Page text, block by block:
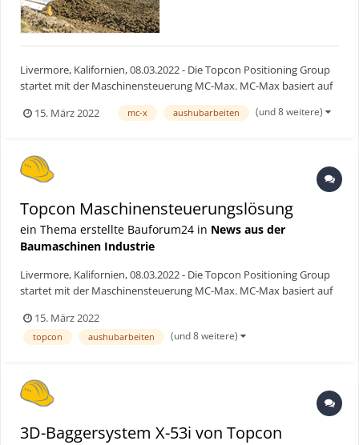
Livermore, Kalifornien, 08.03.2022 - Die Topcon Positioning Group
startet mit der Maschinensteuerung MC-Max. MC-Max basiert auf
der Steuerungs-Plattform MC-X und wird von Sitelink3D
unterstützt, einem cloudbasierten Ökosystem für Echtzeit-
15. März 2022 mc-x aushubarbeiten (und 8 weitere)
Topcon Maschinensteuerungslösung
ein Thema erstellte Bauforum24 in News aus der
Baumaschinen Industrie
Livermore, Kalifornien, 08.03.2022 - Die Topcon Positioning Group
startet mit der Maschinensteuerung MC-Max. MC-Max basiert auf
unterstützt, einem cloudbasierten Ökosystem für Echtzeit-
Datenmanagement, das Mensch, Maschine und Baustelle auf
15. März 2022
topcon aushubarbeiten (und 8 weitere)
3D-Baggersystem X-53i von Topcon